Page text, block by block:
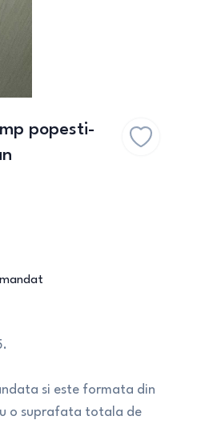
popesti-
si este formata din
o suprafata totala de